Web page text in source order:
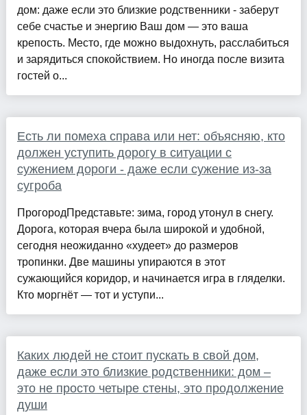
дом: даже если это близкие родственники - заберут
себе счастье и энергию Ваш дом — это ваша
крепость. Место, где можно выдохнуть, расслабиться
и зарядиться спокойствием. Но иногда после визита
гостей о...
Есть ли помеха справа или нет: объясняю, кто
должен уступить дорогу в ситуации с
сужением дороги - даже если сужение из-за
сугроба
ПрогородПредставьте: зима, город утонул в снегу.
Дорога, которая вчера была широкой и удобной,
сегодня неожиданно «худеет» до размеров
тропинки. Две машины упираются в этот
сужающийся коридор, и начинается игра в гляделки.
Кто моргнёт — тот и уступи...
Каких людей не стоит пускать в свой дом,
даже если это близкие родственники: дом –
это не просто четыре стены, это продолжение
души